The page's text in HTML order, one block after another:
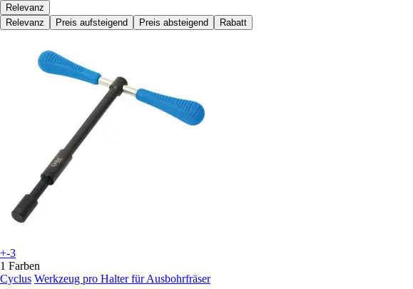
Relevanz
Relevanz
Preis aufsteigend Preis absteigend Rabatt
+-3
1 Farben
Cyclus Werkzeug pro Halter für Ausbohrfräser